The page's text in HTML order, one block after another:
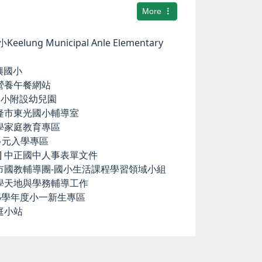
More
Keelung Municipal Anle Elementary
國小
養午餐網站
附設幼兒園
東光國小輔導室
家庭教育專區
入學專區
正國中人事表單文件
教輔導團-國小生活課程學習領域小組
地與學務輔導工作
年度小一新生專區
小站